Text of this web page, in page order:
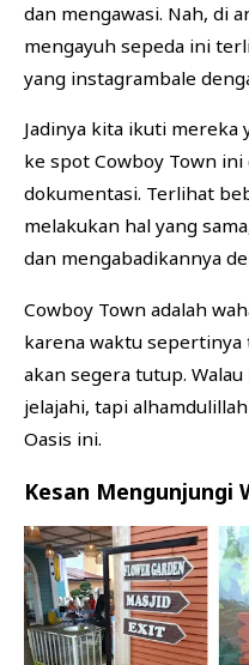
dan mengawasi. Nah, di
mengayuh sepeda ini
yang instagrambale
Jadinya kita ikuti mereka
ke spot Cowboy Town
dokumentasi. Terlihat
melakukan hal yang
dan mengabadikannya
Cowboy Town adalah
karena waktu sepertinya
akan segera tutup.
jelajahi, tapi
Oasis ini.
Kesan Mengunjungi